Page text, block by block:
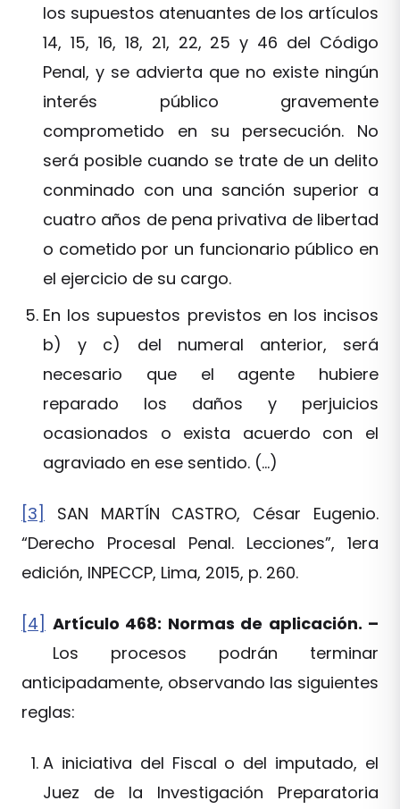
los supuestos atenuantes de los artículos
14, 15, 16, 18, 21, 22, 25 y 46 del Código
Penal, y se advierta que no existe ningún
interés público gravemente
comprometido en su persecución. No
será posible cuando se trate de un delito
conminado con una sanción superior a
cuatro años de pena privativa de libertad
o cometido por un funcionario público en
el ejercicio de su cargo.
En los supuestos previstos en los incisos
b) y c) del numeral anterior, será
necesario que el agente hubiere
reparado los daños y perjuicios
ocasionados o exista acuerdo con el
agraviado en ese sentido. (…)
[3]
SAN MARTÍN CASTRO, César Eugenio.
“Derecho Procesal Penal. Lecciones”, 1era
edición, INPECCP, Lima, 2015, p. 260.
[4] Artículo 468: Normas de aplicación. –
Los procesos podrán terminar
anticipadamente, observando las siguientes
reglas:
A iniciativa del Fiscal o del imputado, el
Juez de la Investigación Preparatoria